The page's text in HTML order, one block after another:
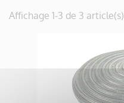
Affichage 1-3 de 3 article(s)